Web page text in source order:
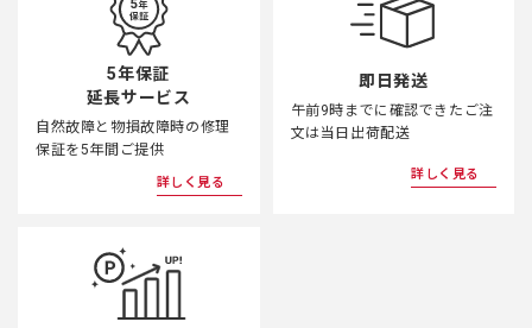
5年保証
延長サービス
自然故障と物損故障時の修理
保証を5年間ご提供
詳しく見る
即日発送
午前9時までに確認できたご注
文は当日出荷配送
詳しく見る